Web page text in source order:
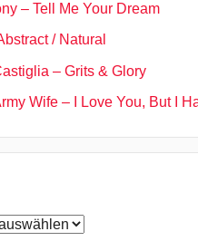
– Tell Me Your Dream
/ Natural
– Grits & Glory
Wife – I Love You, But I